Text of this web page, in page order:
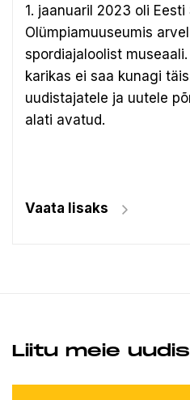
1. jaanuaril 2023 oli Eesti
Olümpiamuuseumis
spordiajaloolist museaali.
karikas ei saa kunagi
uudistajatele ja uutele
alati avatud.
Vaata lisaks
Liitu meie